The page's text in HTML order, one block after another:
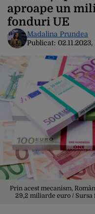
aproape un
fonduri UE
Madalina Prundea
Publicat: 02.11.2023,
Prin acest mecanism,
29,2 miliarde euro /